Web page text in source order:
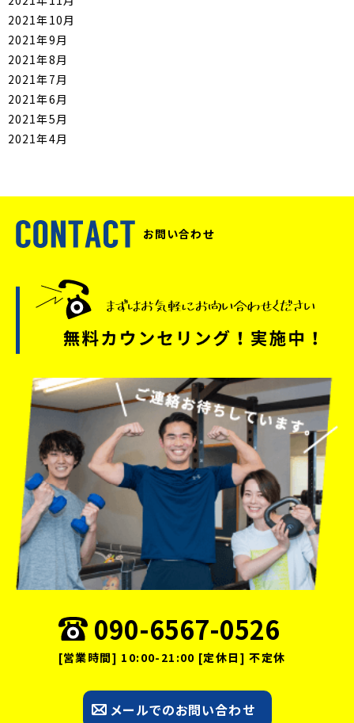
2021年10月
2021年9月
2021年8月
2021年7月
2021年6月
2021年5月
2021年4月
お問い合わせ
090-6567-0526
[営業時間] 10:00-21:00 [定休日] 不定休
メールでのお問い合わせ